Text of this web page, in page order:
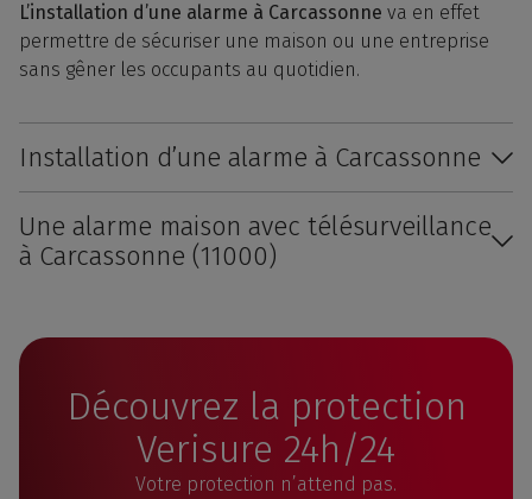
L’installation d’une alarme à Carcassonne va en effet
permettre de sécuriser une maison ou une entreprise
sans gêner les occupants au quotidien.
Installation d’une alarme à Carcassonne
Une alarme maison avec télésurveillance
à Carcassonne (11000)
Découvrez la protection
Verisure 24h/24
Votre protection n’attend pas.